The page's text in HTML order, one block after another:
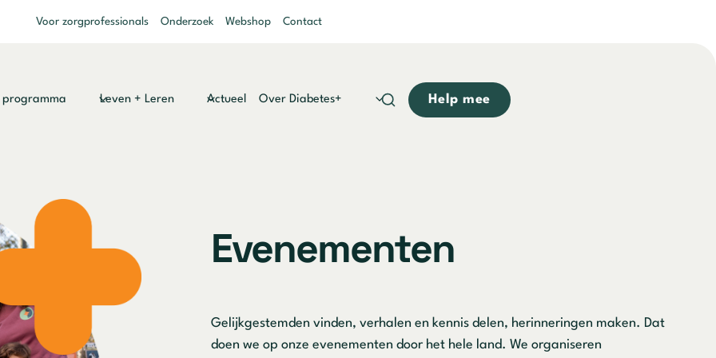
Voor zorgprofessionals Onderzoek Webshop Contact
programma Leven + Leren Actueel Over Diabetes+ Help mee
Evenementen
Gelijkgestemden vinden, verhalen en kennis delen, herinneringen maken. Dat
doen we op onze evenementen door het hele land. We organiseren